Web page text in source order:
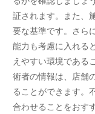
証されます。また、
要な基準です。さら
能力も考慮に入れる
えやすい環境である
術者の情報は、店舗
ることができます。
合わせることをおす